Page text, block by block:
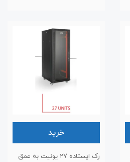
خرید
رک ایستاده 27 یونیت به عمق